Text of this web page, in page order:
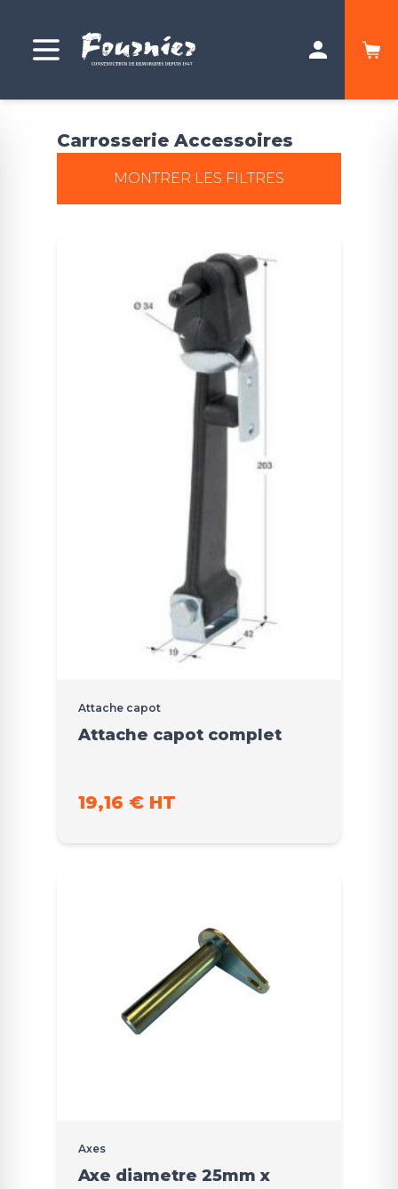
Carrosserie Accessoires
MONTRER LES FILTRES
Attache capot
Attache capot complet
19,16 € HT
Axes
Axe diametre 25mm x